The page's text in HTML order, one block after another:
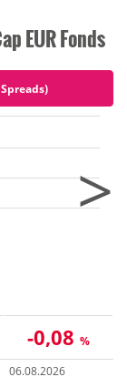
EUR Fonds
>
-0,08 %
06.08.2026